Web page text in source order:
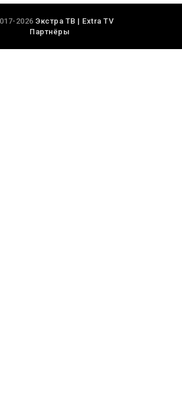
2026 Экстра ТВ | Extra TV
Партнёры